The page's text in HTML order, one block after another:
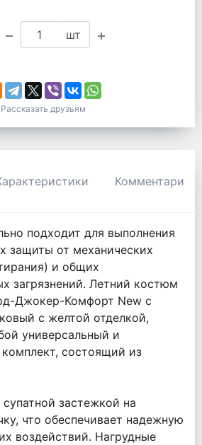
шт
Рассказать друзьям
Комментарии
подходит для выполнения
защиты от механических
и общих
загрязнений. Летний костюм
Джокер-Комфорт New с
с желтой отделкой,
универсальный и
состоящий из
застежкой на
что обеспечивает надежную
воздействий. Нагрудные